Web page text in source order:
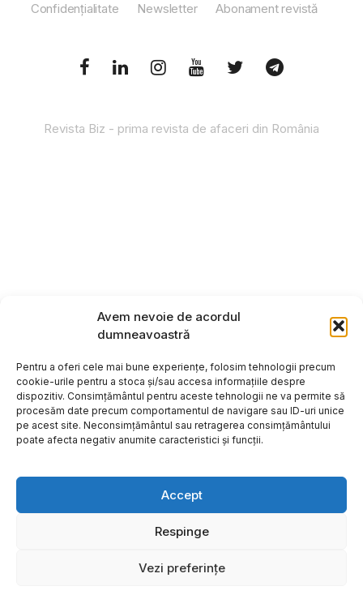
Avem nevoie de acordul
dumneavoastră
Pentru a oferi cele mai bune experiențe, folosim tehnologii precum
cookie-urile pentru a stoca și/sau accesa informațiile despre
dispozitiv. Consimțământul pentru aceste tehnologii ne va permite să
procesăm date precum comportamentul de navigare sau ID-uri unice
pe acest site. Neconsimțământul sau retragerea consimțământului
poate afecta negativ anumite caracteristici și funcții.
Accept
Respinge
Vezi preferințe
Confidențialitate
Newsletter Abonament revistă
Revista Biz - prima revista de afaceri din România
Copyright ©2026